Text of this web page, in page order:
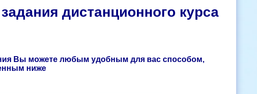
дистанционного курса
Вы можете любым удобным для вас способом,
ниже